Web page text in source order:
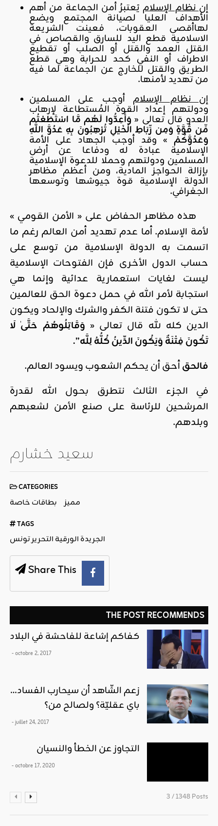
إن نظام الإسلام يَعتبرُ أمن الجماعة من أهم
الأهداف العليا لصيانة المجتمع ويضع
لهاأقصى العقوبات، فعينت الشريعة
الاسلامية قطع اليد للسارق والقصاص في
القتل العمد والقتل أو الصلب أو تقطيع
الاطراف أو النفي كحد للحرابة وهي قطع
الطريق والقتل للخارج عن الجماعة لما فيه
من تهديد لأمنها.
إن نظام الإسلام أوجب على المسلمين
ودولتهم إعداد القوة المُستطاعة لإرهاب
العدو قال تعالى «وَأَعِدُّوا لَهُم مَّا اسْتَطَعْتُم
مِّن قُوَّةٍ وَمِن رِّبَاطِ الْخَيْلِ تُرْهِبُونَ بِهِ عَدُوَّ اللَّهِ
وَعَدُوَّكُمْ » وقد أوجب الجهاد على الأمة
الإسلامية عبادة له ودفاعا عن أرض
المسلمين ودولتهم وحملا للدعوة الإسلامية
بإزالة الحواجز المادية، ومن أعظم مظاهر
الدولة الإسلامية قوة جيوشها وتوسعها
الجغرافي.
هذه مظاهر الحفاض على « الأمن القومي »
لأمة الإسلام. أما عدم تهديد أمن العالم رغم ما
اتسمت به الدولة الإسلامية من توسع على
حساب الدول الأخرى فإن الفتوحات الإسلامية
ليست لغايات استعمارية عدائية وإنما هي
استجابة لأمر الله في حمل دعوة الحق للعالمين
حتى لا تكون فتنة الكفر والشرك والإلحاد ويكون
الدين كله لله قال تعالى « وَقَاتِلُوهُمْ حَتَّىٰ لَا
تَكُونَ فِتْنَةٌ وَيَكُونَ الدِّينُ كُلُّهُ لِلَّه”.
فالحقأحق أن يحكم الشعوب ويسود العالم.
في الجزء الثالث نتطرق بحول الله لقدرة
المرشحين للرئاسة على صنع الأمن لشعبهم
وبلدهم.
سعيد خشارم
CATEGORIES
بطاقات خاصة مميز
TAGS
الجريدة الورقية التحرير تونس
Share This
THE POST RECOMMENDS
كفاكم إشاعة للفاحشة في البلاد
- octobre 2, 2017
زعم الشّاهد أن سيحارب الفساد…
باي عقليّة؟ ولصالح من؟
- juillet 24, 2017
التجاوز عن الخطأ والنسيان
- octobre 17, 2020
3 / 1348 Posts